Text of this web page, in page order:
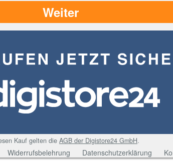
Weiter
Kauf gelten die AGB der Digistore24 GmbH.
Widerrufsbelehrung Datenschutzerklärung